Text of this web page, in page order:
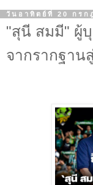
วันอาทิตย์ที่ 20 กรก
"สุนี สมมี" ผู้
จากรากฐาน